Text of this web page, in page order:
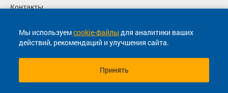
Мы используемcookie-файлы для аналитики ваших
действий, рекомендаций и улучшения сайта.
Принять
Контакты
Политика конфиденциальности
Перевозчикам
© 2013-2026, ООО "Капитал"- Онлайн сервис продажи